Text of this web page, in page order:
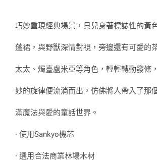
巧妙重現經典場景，貝兒身著標誌性的黃
蓬裙，與野獸深情對視，旁邊還有可愛的
太太、燭臺盧米亞等角色，輕輕轉動發條
妙的旋律便流淌而出，仿佛將人帶入了那
滿魔法與愛的童話世界。
∙ 使用Sankyo機芯
∙ 選用合法商業林場木材